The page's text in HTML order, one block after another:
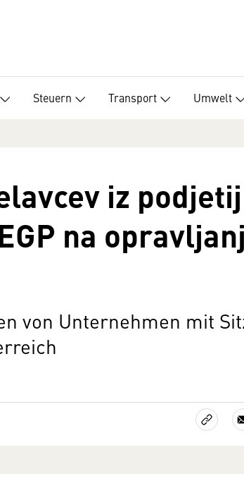
Steuern Transport Umwelt
iz
na
von Unternehmen mit